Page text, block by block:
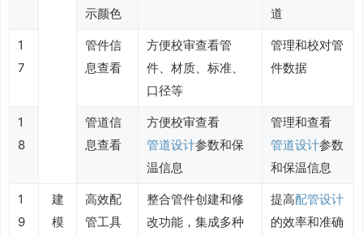
示颜色
道
1
7
管件信
息查看
方便校审查看管
件、材质、标准、
口径等
管理和校对管
件数据
1
8
管道信
息查看
方便校审查看
管道设计参数和保
温信息
管理和查看
管道设计参数
和保温信息
1
9
建
模
高效配
管工具
整合管件创建和修
改功能，集成多种
提高配管设计
的效率和准确